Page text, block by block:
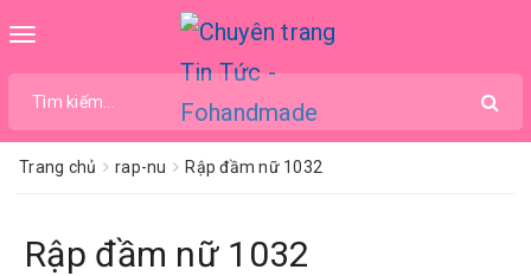
Toggle
Trang chủ rap-nu Rập đầm nữ 1032
Rập đầm nữ 1032